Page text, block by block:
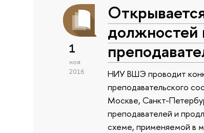
1
ноя
2016
должностей
НИУ ВШЭ проводит
преподавательского
Москве, Санкт-
преподавателей и
схеме, применяемой в